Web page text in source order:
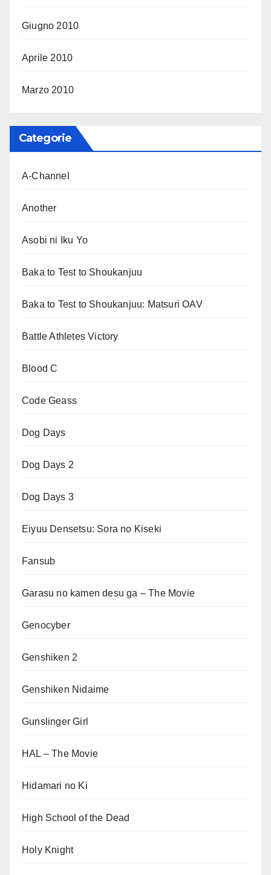
Giugno 2010
Aprile 2010
Marzo 2010
Categorie
A-Channel
Another
Asobi ni Iku Yo
Baka to Test to Shoukanjuu
Baka to Test to Shoukanjuu: Matsuri OAV
Battle Athletes Victory
Blood C
Code Geass
Dog Days
Dog Days 2
Dog Days 3
Eiyuu Densetsu: Sora no Kiseki
Fansub
Garasu no kamen desu ga – The Movie
Genocyber
Genshiken 2
Genshiken Nidaime
Gunslinger Girl
HAL – The Movie
Hidamari no Ki
High School of the Dead
Holy Knight